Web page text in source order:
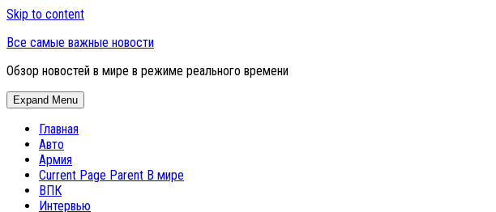
Skip to content
Все самые важные новости
Обзор новостей в мире в режиме реального времени
Expand Menu
Главная
Авто
Армия
Current Page Parent В мире
ВПК
Интервью